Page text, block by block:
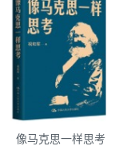
像马克思一样思考